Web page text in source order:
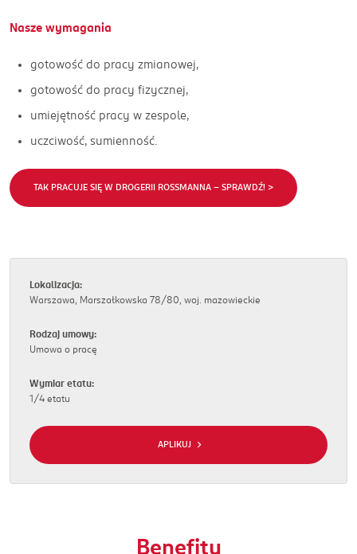
Nasze wymagania
gotowość do pracy zmianowej,
gotowość do pracy fizycznej,
umiejętność pracy w zespole,
uczciwość, sumienność.
TAK PRACUJE SIĘ W DROGERII ROSSMANNA - SPRAWDŹ! >
Lokalizacja:
Warszawa, Marszałkowska 78/80, woj. mazowieckie
Rodzaj umowy:
Umowa o pracę
Wymiar etatu:
1/4 etatu
APLIKUJ
Benefity